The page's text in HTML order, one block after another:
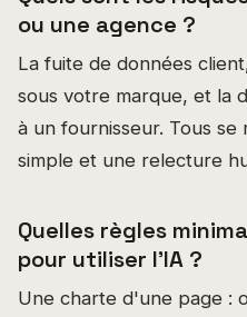
ou une agence ?
La fuite de données
sous votre marque, et la
à un fournisseur. Tous
simple et une relecture
Quelles règles
pour utiliser l'IA ?
Une charte d'une page :